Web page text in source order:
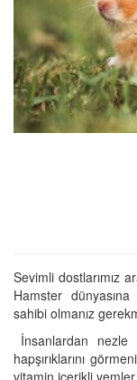
Sevimli dostlarımız
Hamster dünyasına
sahibi olmanız
İnsanlardan
hapşırıklarını
vitamin içerikli